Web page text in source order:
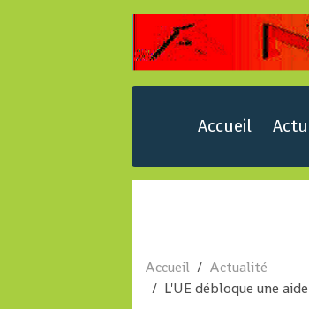
Accueil
Accueil
Actualité
L'UE débloque une